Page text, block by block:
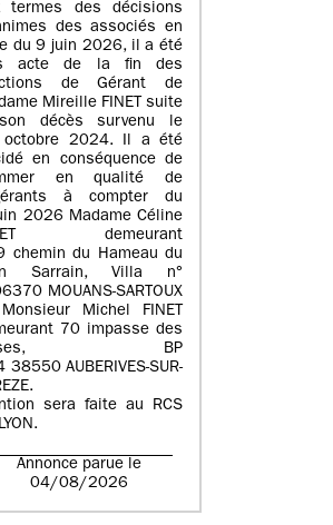
termes des décisions
des associés en
du 9 juin 2026, il a été
acte de la fin des
de Gérant de
Mireille FINET suite
décès survenu le
octobre 2024. Il a été
en conséquence de
en qualité de
à compter du
2026 Madame Céline
demeurant
chemin du Hameau du
Sarrain, Villa n°
MOUANS-SARTOUX
Michel FINET
70 impasse des
BP
38550 AUBERIVES-SUR-
sera faite au RCS
Annonce parue le
04/08/2026